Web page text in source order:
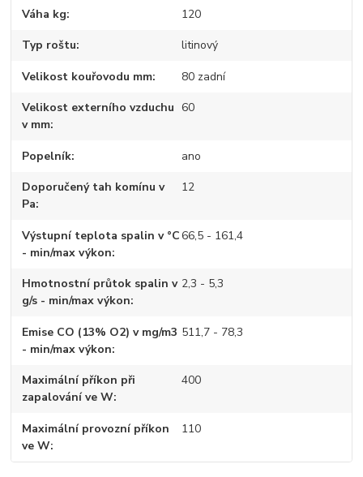
Váha kg 120
Typ roštu litinový
Velikost kouřovodu mm 80 zadní
Velikost externího vzduchu
v mm
60
Popelník ano
Doporučený tah komínu v
Pa
12
Výstupní teplota spalin v °C
- min/max výkon
66,5 - 161,4
Hmotnostní průtok spalin v
g/s - min/max výkon
2,3 - 5,3
Emise CO (13% O2) v mg/m3
- min/max výkon
511,7 - 78,3
Maximální příkon při
zapalování ve W
400
Maximální provozní příkon
ve W
110